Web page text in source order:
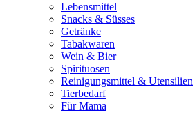
Lebensmittel
Snacks & Süsses
Getränke
Tabakwaren
Wein & Bier
Spirituosen
Reinigungsmittel & Utensilien
Tierbedarf
Für Mama